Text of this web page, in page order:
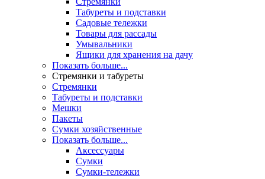
Табуреты и подставки
Садовые тележки
Товары для рассады
Умывальники
Ящики для хранения на дачу
Показать больше...
Стремянки и табуреты
Стремянки
Табуреты и подставки
Мешки
Пакеты
Сумки хозяйственные
Показать больше...
Аксессуары
Сумки
Сумки-тележки